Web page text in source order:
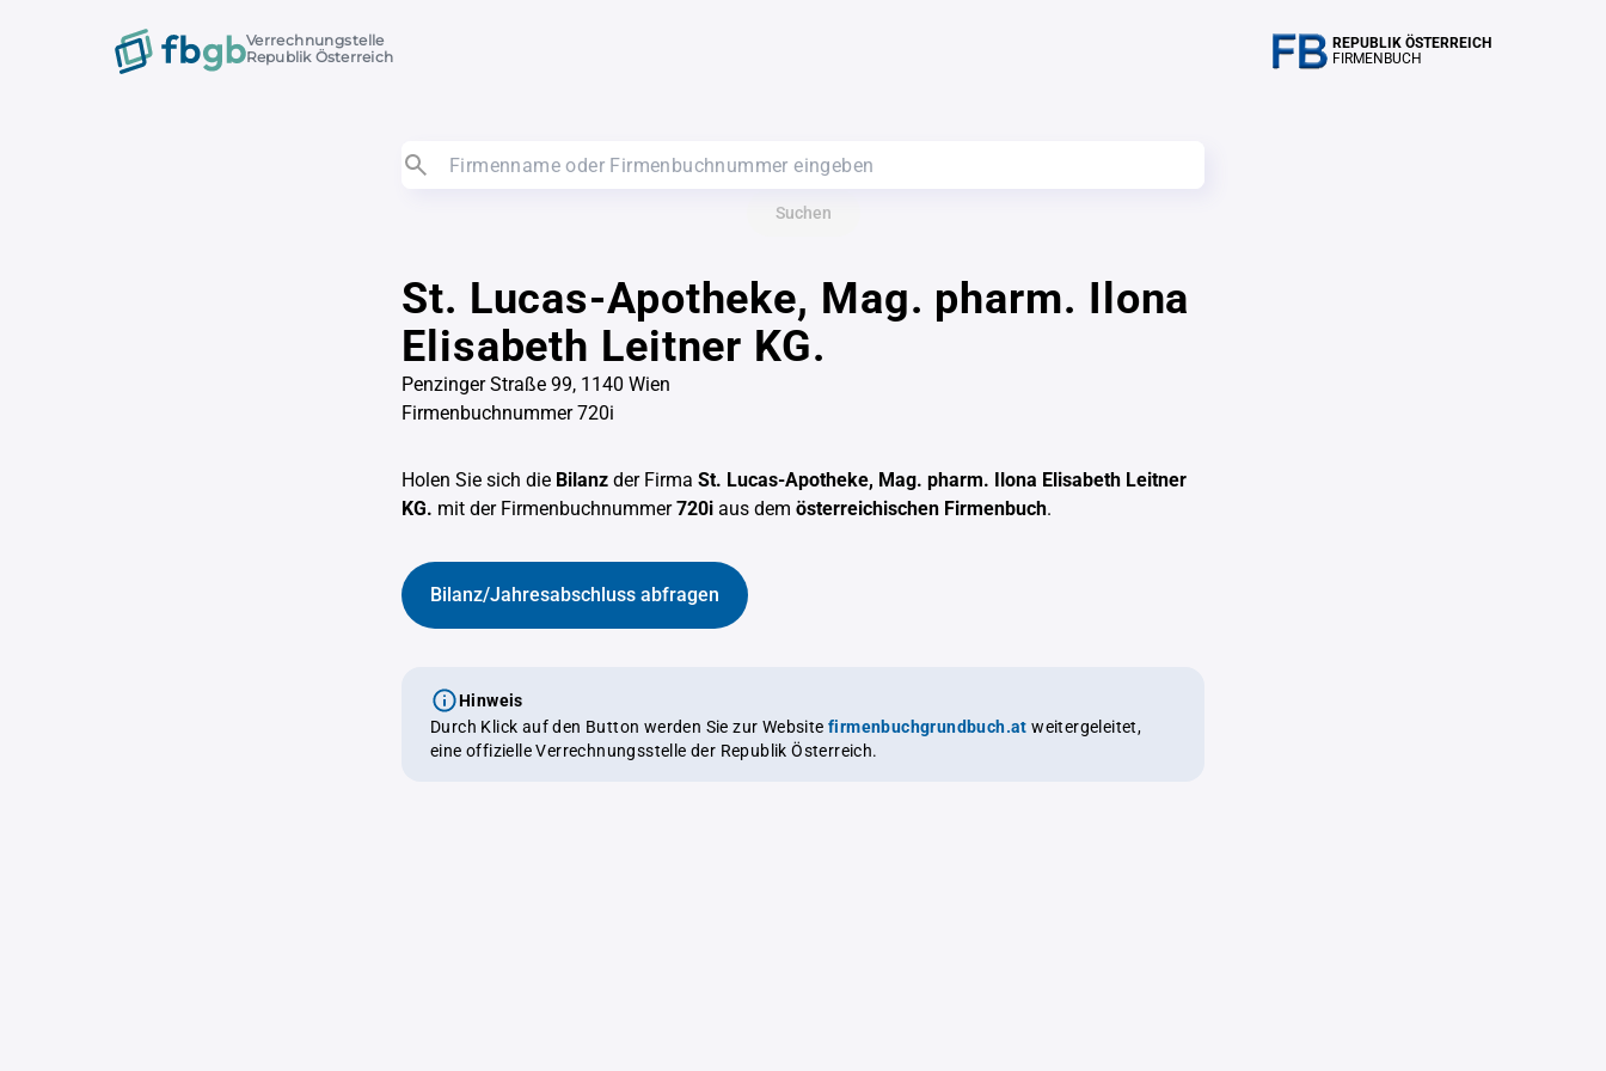
Verrechnungstelle
Republik Österreich
REPUBLIK ÖSTERREICH
FIRMENBUCH
Suchen
St. Lucas-Apotheke, Mag. pharm. Ilona
Elisabeth Leitner KG.
Penzinger Straße 99, 1140 Wien
Firmenbuchnummer 720i
Holen Sie sich die Bilanz der Firma St. Lucas-Apotheke, Mag. pharm. Ilona Elisabeth Leitner
KG. mit der Firmenbuchnummer720i aus dem österreichischen Firmenbuch.
Bilanz/Jahresabschluss abfragen
Hinweis
Durch Klick auf den Button werden Sie zur Website firmenbuchgrundbuch.at weitergeleitet,
eine offizielle Verrechnungsstelle der Republik Österreich.